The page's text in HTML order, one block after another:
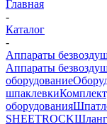
Главная
-
Каталог
-
Аппараты
Аппараты
оборудование
шпаклевки
оборудования
SHEETROCK